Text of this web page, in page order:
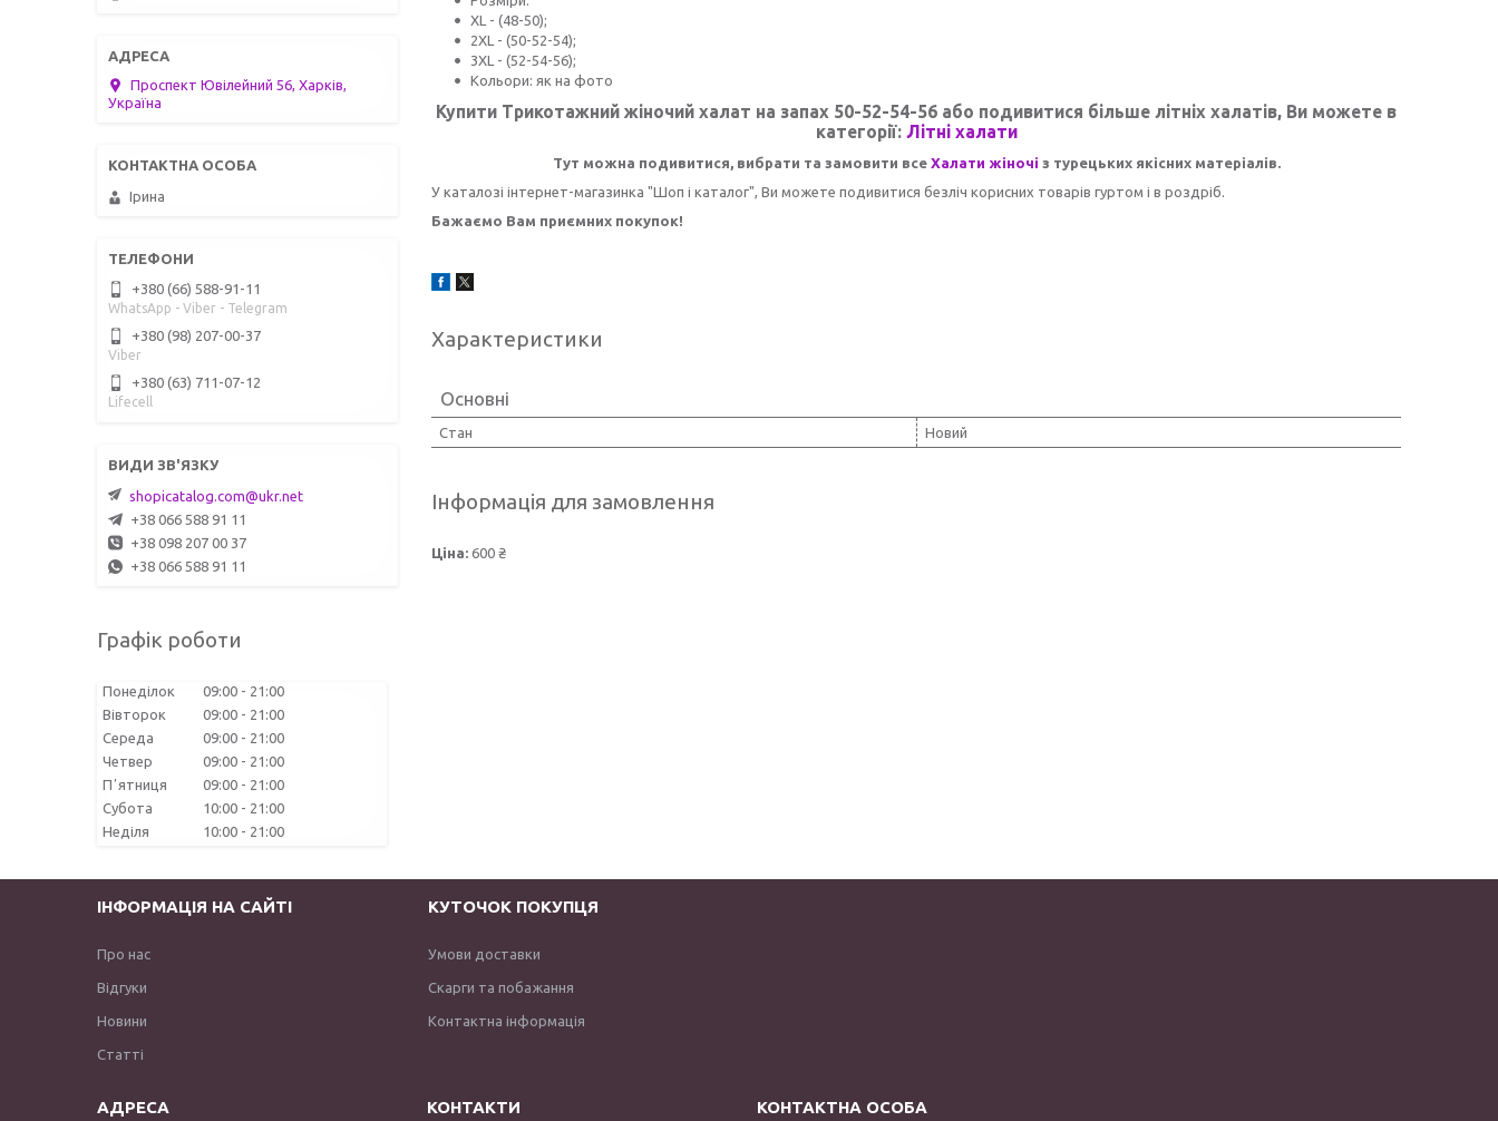
XL - (48-50);
2XL - (50-52-54);
3XL - (52-54-56);
Кольори: як на фото
Купити Трикотажний жіночий халат на запах 50-52-54-56 або подивитися більше літніх халатів, Ви можете в
категорії: Літні халати
Тут можна подивитися, вибрати та замовити все Халати жіночі з турецьких якісних матеріалів.
У каталозі інтернет-магазинка "Шоп і каталог", Ви можете подивитися безліч корисних товарів гуртом і в роздріб.
Бажаємо Вам приємних покупок!
Характеристики
Основні
Стан Новий
Інформація для замовлення
Ціна: 600 ₴
Проспект Ювілейний 56, Харків,
Україна
Ірина
+380 (66) 588-91-11
WhatsApp - Viber - Telegram
+380 (98) 207-00-37
Viber
+380 (63) 711-07-12
Lifecell
shopicatalog.com@ukr.net
+38 066 588 91 11
+38 098 207 00 37
+38 066 588 91 11
Графік роботи
Понеділок 09:00
21:00
Вівторок
09:00
21:00
Середа
09:00
21:00
Четвер
09:00
21:00
Пʼятниця
09:00
21:00
Субота
10:00
21:00
Неділя
10:00 21:00
ІНФОРМАЦІЯ НА САЙТІ
Про нас
Відгуки
Новини
Статті
КУТОЧОК ПОКУПЦЯ
Умови доставки
Скарги та побажання
Контактна інформація